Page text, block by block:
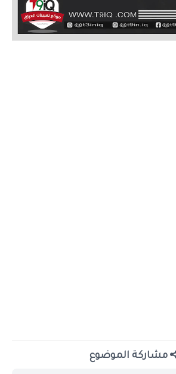
مشاركة الموضوع